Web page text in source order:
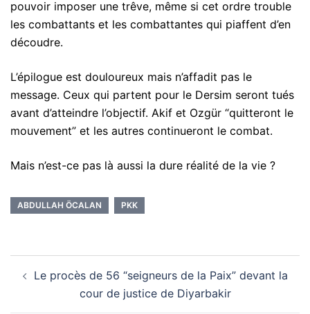
pouvoir imposer une trêve, même si cet ordre trouble
les combattants et les combattantes qui piaffent d’en
découdre.
L’épilogue est douloureux mais n’affadit pas le
message. Ceux qui partent pour le Dersim seront tués
avant d’atteindre l’objectif. Akif et Ozgür “quitteront le
mouvement” et les autres continueront le combat.
Mais n’est-ce pas là aussi la dure réalité de la vie ?
ABDULLAH ÖCALAN PKK
d’article
Le procès de 56 “seigneurs de la Paix” devant la
cour de justice de Diyarbakir